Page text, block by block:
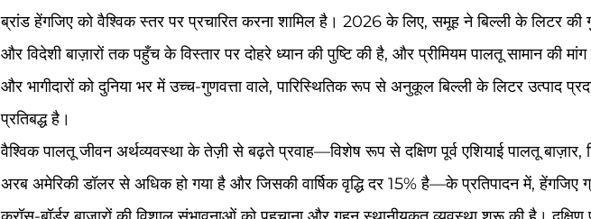
ब्रांड हेंगजिए को वैश्विक स्तर पर प्रचारित करना शामिल है। 2026 के लिए, समूह ने बिल्ली के लिटर की
और विदेशी बाज़ारों तक पहुँच के विस्तार पर दोहरे ध्यान की पुष्टि की है, और प्रीमियम पालतू सामान की
और भागीदारों को दुनिया भर में उच्च-गुणवत्ता वाले, पारिस्थितिक रूप से अनुकूल बिल्ली के लिटर उत्पाद
प्रतिबद्ध है।
वैश्विक पालतू जीवन अर्थव्यवस्था के तेज़ी से बढ़ते प्रवाह—विशेष रूप से दक्षिण पूर्व एशियाई पालतू
अरब अमेरिकी डॉलर से अधिक हो गया है और जिसकी वार्षिक वृद्धि दर 15% है—के प्रतिपादन में, हेंगजिए